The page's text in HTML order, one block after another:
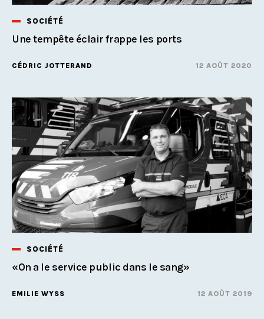
SOCIÉTÉ
Une tempête éclair frappe les ports
CÉDRIC JOTTERAND 12 AOÛT 2020
SOCIÉTÉ
«On a le service public dans le sang»
EMILIE WYSS 12 AOÛT 2019